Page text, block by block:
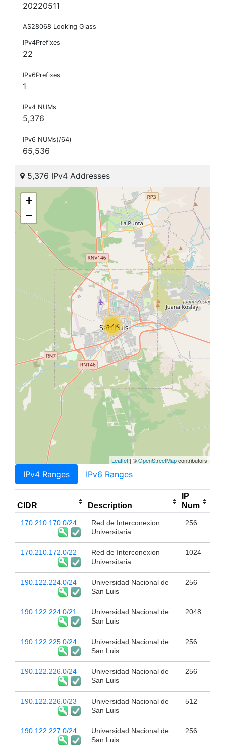
20220511
AS28068 Looking Glass
IPv4Prefixes
22
IPv6Prefixes
1
IPv4 NUMs
5,376
IPv6 NUMs(/64)
65,536
5,376 IPv4 Addresses
5.4K
+
−
Leaflet | ©OpenStreetMapcontributors
IPv4 Ranges IPv6 Ranges
CIDR Description
IP
Num
170.210.170.0/24
Red de Interconexion
Universitaria
256
170.210.172.0/22
Red de Interconexion
Universitaria
1024
190.122.224.0/24
Universidad Nacional de
San Luis
256
190.122.224.0/21
Universidad Nacional de
San Luis
2048
190.122.225.0/24
Universidad Nacional de
San Luis
256
190.122.226.0/24
Universidad Nacional de
San Luis
256
190.122.226.0/23
Universidad Nacional de
San Luis
512
190.122.227.0/24
Universidad Nacional de
San Luis
256